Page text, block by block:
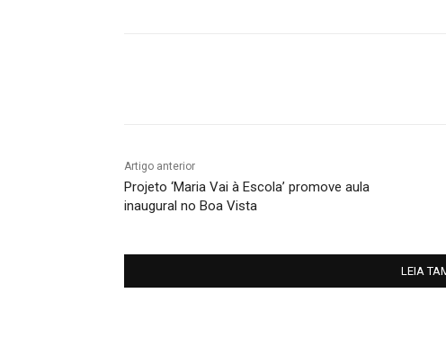
Artigo anterior
Projeto ‘Maria Vai à Escola’ promove aula
inaugural no Boa Vista
LEIA